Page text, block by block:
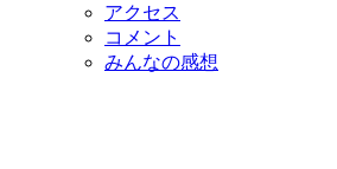
アクセス
コメント
みんなの感想